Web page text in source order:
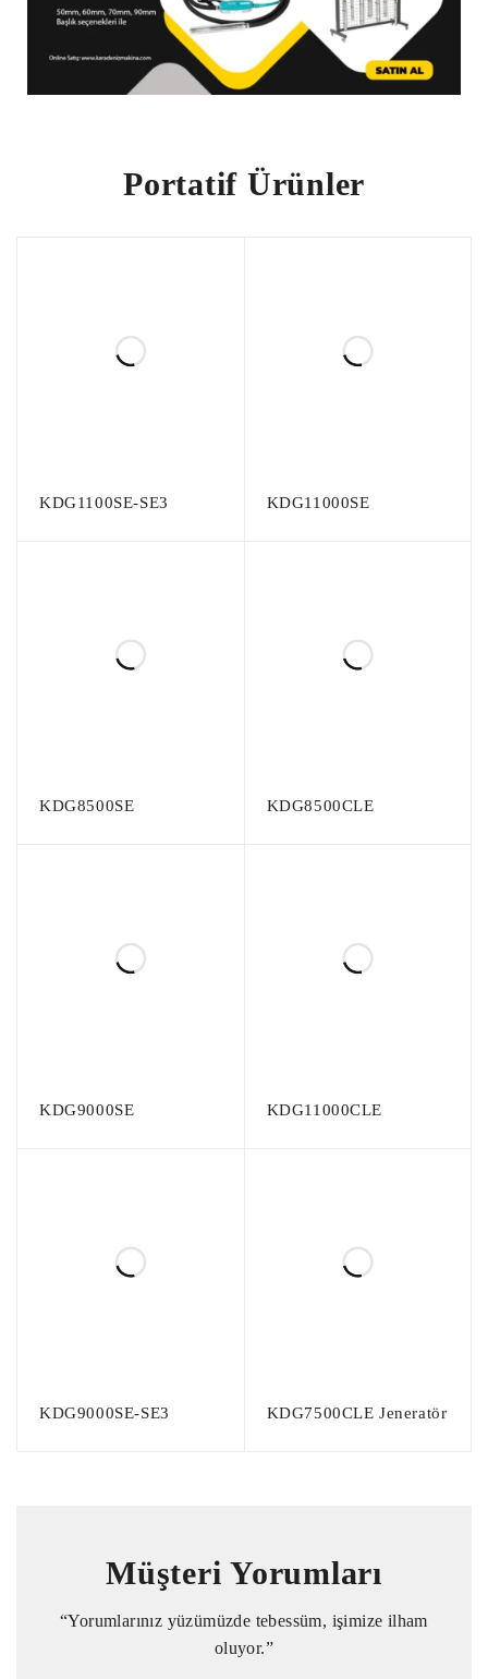
Portatif Ürünler
KDG1100SE-SE3 KDG11000SE
KDG8500SE KDG8500CLE
KDG9000SE KDG11000CLE
KDG9000SE-SE3 KDG7500CLE Jeneratör
Müşteri Yorumları
“Yorumlarınız yüzümüzde tebessüm, işimize ilham
oluyor.”